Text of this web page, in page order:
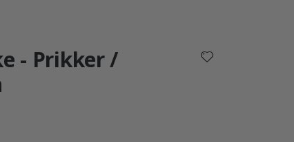
- Prikker /